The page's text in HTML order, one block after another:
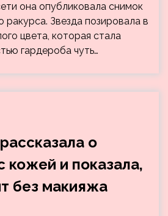
она опубликовала снимок
ракурса. Звезда позировала в
цвета, которая стала
гардероба чуть…
о
кожей и показала,
без макияжа